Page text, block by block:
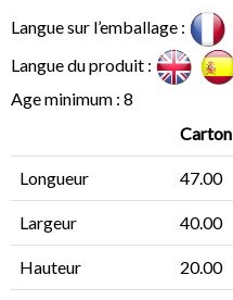
Langue sur l’emballage :
Langue du produit :
Age minimum : 8
Carton
Longueur 47.00
Largeur 40.00
Hauteur 20.00